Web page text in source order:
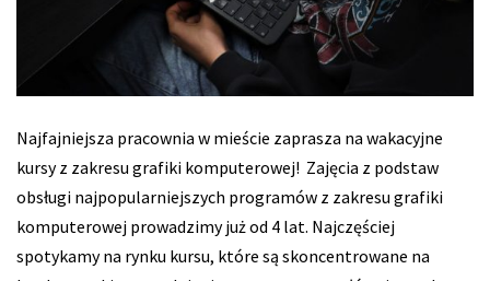
Najfajniejsza pracownia w mieście zaprasza na wakacyjne
kursy z zakresu grafiki komputerowej! Zajęcia z podstaw
obsługi najpopularniejszych programów z zakresu grafiki
komputerowej prowadzimy już od 4 lat. Najczęściej
spotykamy na rynku kursu, które są skoncentrowane na